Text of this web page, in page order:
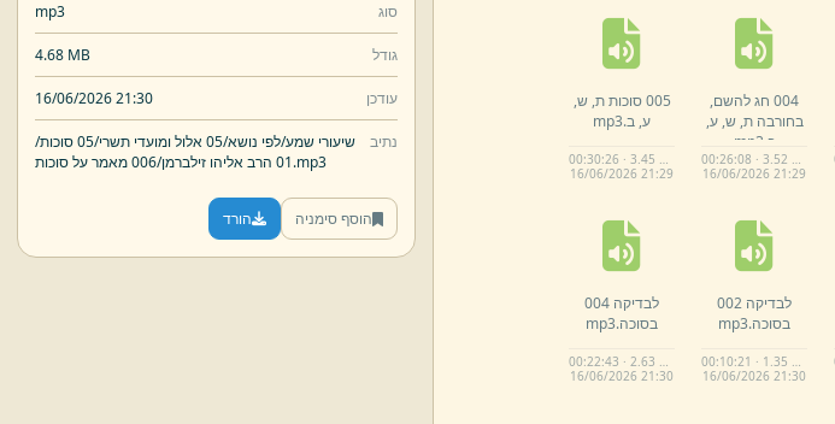
004 חג להשם,
בחורבה ת, ש, ע,
ב. mp3
00:26:08 · 3.52 MB
16/06/2026 21:29
005 סוכות ת,
ש,
ע, ב.mp3
00:30:26 · 3.45 MB
16/06/2026 21:29
לבדיקה 002
בסוכה.mp3
00:10:21 · 1.35 MB
16/06/2026 21:30
לבדיקה 004
בסוכה.mp3
00:22:43 · 2.63 MB
16/06/2026 21:30
סוג mp3
גודל 4.68 MB
עודכן 16/06/2026 21:30
נתיב שיעורי שמע/לפי נושא/05 אלול ומועדי תשרי/
05 סוכות/
01 הרב אליהו זילברמן/006 מאמר על סוכות.mp3
הוסף סימניה הורד